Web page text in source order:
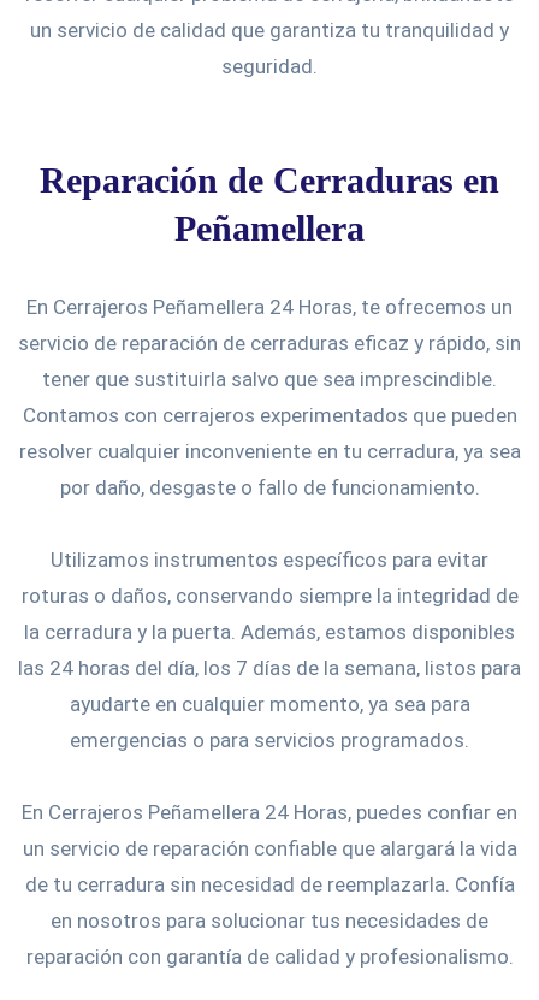
un servicio de calidad que garantiza tu tranquilidad y
seguridad.
Reparación de Cerraduras en
Peñamellera
En Cerrajeros Peñamellera 24 Horas, te ofrecemos un
servicio de reparación de cerraduras eficaz y rápido, sin
tener que sustituirla salvo que sea imprescindible.
Contamos con cerrajeros experimentados que pueden
resolver cualquier inconveniente en tu cerradura, ya sea
por daño, desgaste o fallo de funcionamiento.
Utilizamos instrumentos específicos para evitar
roturas o daños, conservando siempre la integridad de
la cerradura y la puerta. Además, estamos disponibles
las 24 horas del día, los 7 días de la semana, listos para
ayudarte en cualquier momento, ya sea para
emergencias o para servicios programados.
En Cerrajeros Peñamellera 24 Horas, puedes confiar en
un servicio de reparación confiable que alargará la vida
de tu cerradura sin necesidad de reemplazarla. Confía
en nosotros para solucionar tus necesidades de
reparación con garantía de calidad y profesionalismo.